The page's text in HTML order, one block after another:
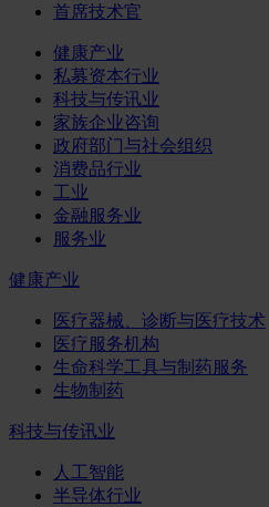
首席技术官
健康产业
私募资本行业
科技与传讯业
家族企业咨询
政府部门与社会组织
消费品行业
工业
金融服务业
服务业
健康产业
医疗器械、诊断与医疗技术
医疗服务机构
生命科学工具与制药服务
生物制药
科技与传讯业
人工智能
半导体行业